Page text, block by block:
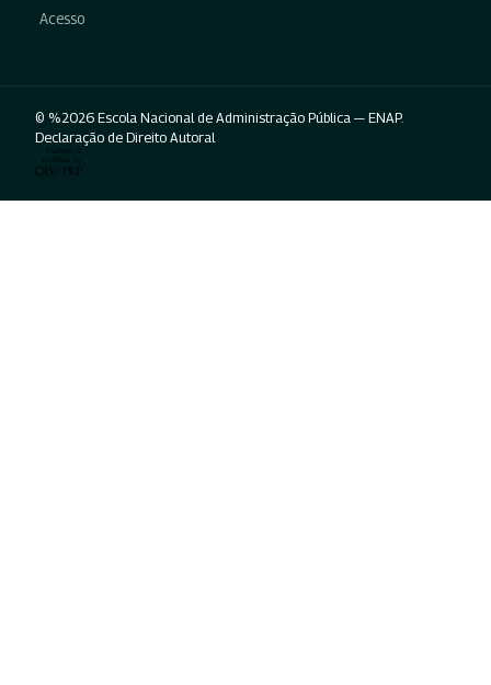
Acesso
© %2026 Escola Nacional de Administração Pública — ENAP.
Declaração de Direito Autoral